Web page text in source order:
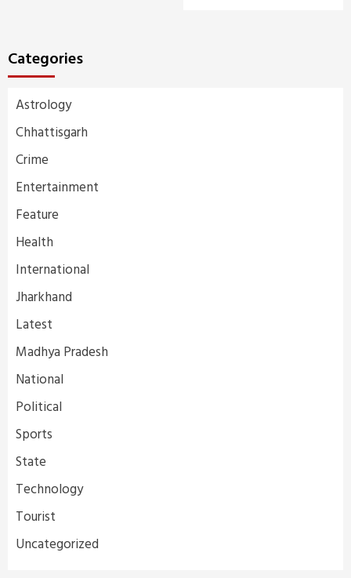
Categories
Astrology
Chhattisgarh
Crime
Entertainment
Feature
Health
International
Jharkhand
Latest
Madhya Pradesh
National
Political
Sports
State
Technology
Tourist
Uncategorized